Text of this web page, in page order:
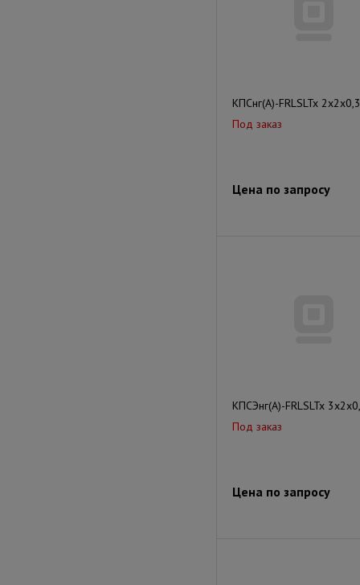
КПСнг(А)-FRLSLTx
Под заказ
Цена по запросу
КПСЭнг(А)-FRLSLTx
Под заказ
Цена по запросу